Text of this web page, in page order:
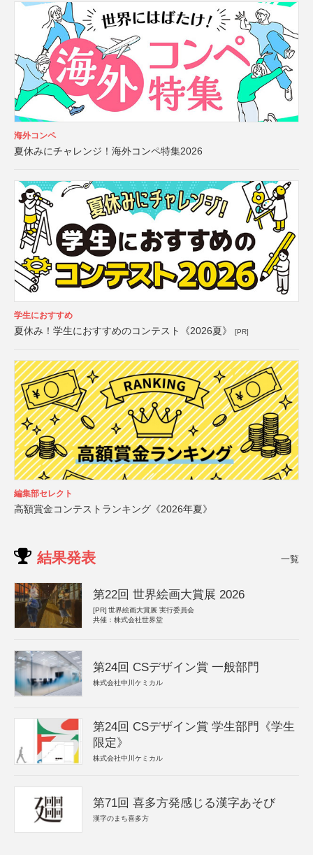
海外コンペ
夏休みにチャレンジ！海外コンペ特集2026
学生におすすめ
夏休み！学生におすすめのコンテスト《2026夏》 [PR]
編集部セレクト
高額賞金コンテストランキング《2026年夏》
結果発表 一覧
第22回 世界絵画大賞展 2026
[PR] 世界絵画大賞展 実行委員会
共催：株式会社世界堂
第24回 CSデザイン賞 一般部門
株式会社中川ケミカル
第24回 CSデザイン賞 学生部門《学生
限定》
株式会社中川ケミカル
第71回 喜多方発感じる漢字あそび
漢字のまち喜多方